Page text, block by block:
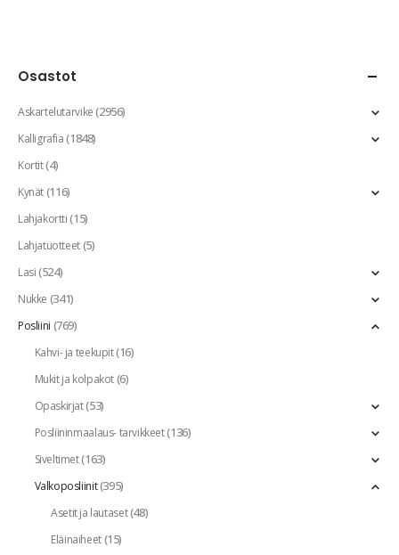
Osastot
Askartelutarvike(2956)
Kalligrafia(1848)
Kortit(4)
Kynät(116)
Lahjakortti(15)
Lahjatuotteet(5)
Lasi(524)
Nukke (341)
Posliini (769)
Kahvi- ja teekupit(16)
Mukit ja kolpakot(6)
Opaskirjat(53)
Posliininmaalaus- tarvikkeet(136)
Siveltimet(163)
Valkoposliinit(395)
Asetit ja lautaset(48)
Eläinaiheet(15)